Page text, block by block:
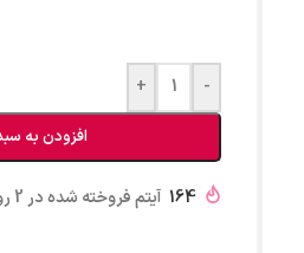
-
+
افزودن به
164 آیتم فروخته شده در 2 روز